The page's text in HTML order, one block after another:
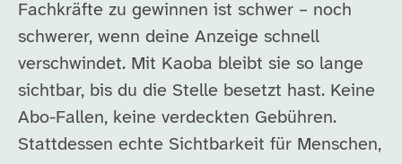
Fachkräfte zu gewinnen ist schwer – noch
schwerer, wenn deine Anzeige schnell
verschwindet. Mit Kaoba bleibt sie so lange
sichtbar, bis du die Stelle besetzt hast. Keine
Abo-Fallen, keine verdeckten Gebühren.
Stattdessen echte Sichtbarkeit für Menschen,